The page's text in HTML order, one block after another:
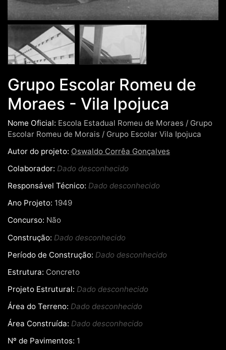
Grupo Escolar Romeu de
Moraes - Vila Ipojuca
Nome Oficial: Escola Estadual Romeu de Moraes / Grupo
Escolar Romeu de Morais / Grupo Escolar Vila Ipojuca
Autor do projeto: Oswaldo Corrêa Gonçalves
Colaborador: Dado desconhecido
Responsável Técnico: Dado desconhecido
Ano Projeto: 1949
Concurso: Não
Construção: Dado desconhecido
Período de Construção: Dado desconhecido
Estrutura: Concreto
Projeto Estrutural: Dado desconhecido
Área do Terreno: Dado desconhecido
Área Construída: Dado desconhecido
Nº de Pavimentos: 1